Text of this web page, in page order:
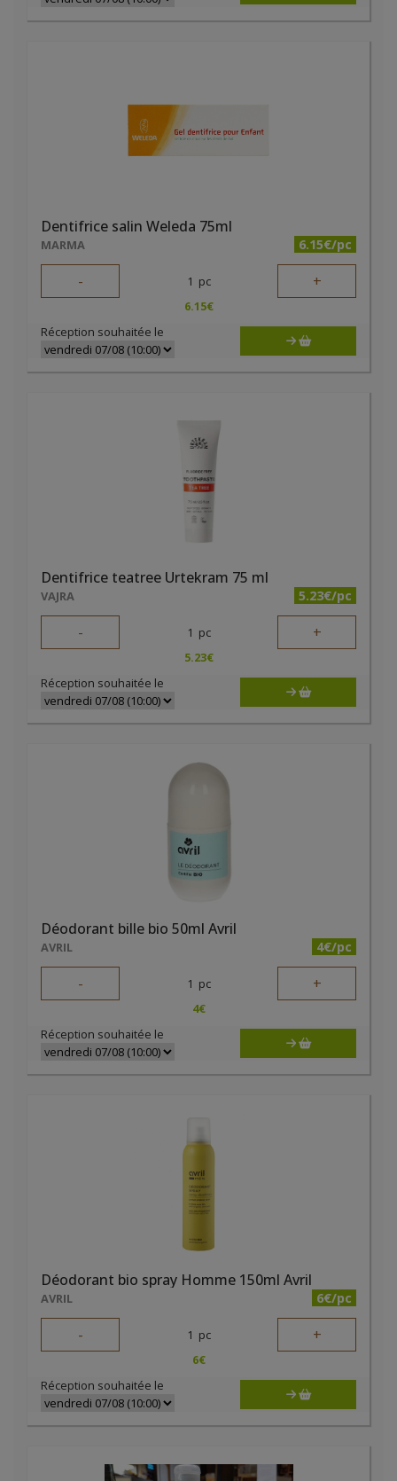
Dentifrice salin Weleda 75ml
MARMA 6.15€/pc
- 1 pc +
6.15€
Réception souhaitée le
Dentifrice teatree Urtekram 75 ml
VAJRA 5.23€/pc
- 1 pc +
5.23€
Réception souhaitée le
Déodorant bille bio 50ml Avril
AVRIL 4€/pc
- 1 pc +
4€
Réception souhaitée le
Déodorant bio spray Homme 150ml Avril
AVRIL 6€/pc
- 1 pc +
6€
Réception souhaitée le